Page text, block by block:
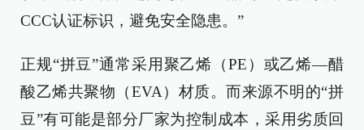
CCC认证标识，避免安全隐患。”
正规“拼豆”通常采用聚乙烯（PE）或乙烯—醋
酸乙烯共聚物（EVA）材质。而来源不明的“拼
豆”有可能是部分厂家为控制成本，采用劣质回